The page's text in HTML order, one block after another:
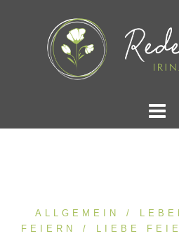
ALLGEMEIN
FEIERN
LIEBE